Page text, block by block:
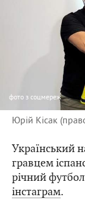
фото з соцмереж
Юрій Кісак
Український
гравцем
річний
інстаграм.